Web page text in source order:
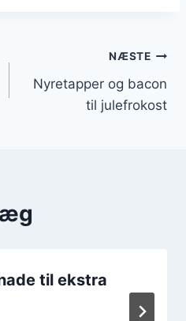
NÆSTE
Nyretapper og bacon
til julefrokost
til ekstra